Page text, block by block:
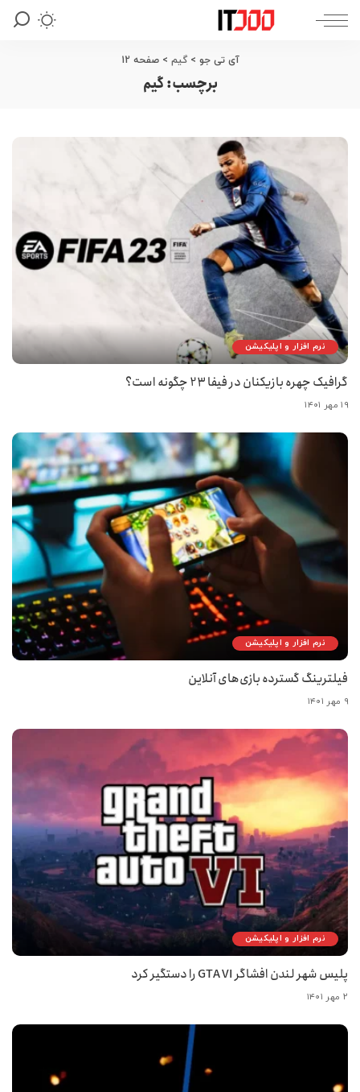
آی تی جو >گیم >صفحه 12
برچسب:گیم
نرم افزار و اپلیکیشن
گرافیک چهره بازیکنان در فیفا 23 چگونه است؟
۱۹ مهر ۱۴۰۱
نرم افزار و اپلیکیشن
فیلترینگ گسترده بازی‌های آنلاین
۹ مهر ۱۴۰۱
نرم افزار و اپلیکیشن
پلیس شهر لندن افشاگر GTA VI را دستگیر کرد
۲ مهر ۱۴۰۱